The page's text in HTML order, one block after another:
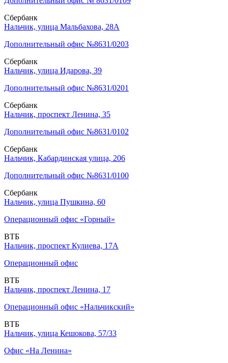
Сбербанк
Нальчик, улица Мальбахова, 28А
Дополнительный офис №8631/0203
Сбербанк
Нальчик, улица Идарова, 39
Дополнительный офис №8631/0201
Сбербанк
Нальчик, проспект Ленина, 35
Дополнительный офис №8631/0102
Сбербанк
Нальчик, Кабардинская улица, 206
Дополнительный офис №8631/0100
Сбербанк
Нальчик, улица Пушкина, 60
Операционный офис «Горный»
ВТБ
Нальчик, проспект Кулиева, 17А
Операционный офис
ВТБ
Нальчик, проспект Ленина, 17
Операционный офис «Нальчикский»
ВТБ
Нальчик, улица Кешокова, 57/33
Офис «На Ленина»